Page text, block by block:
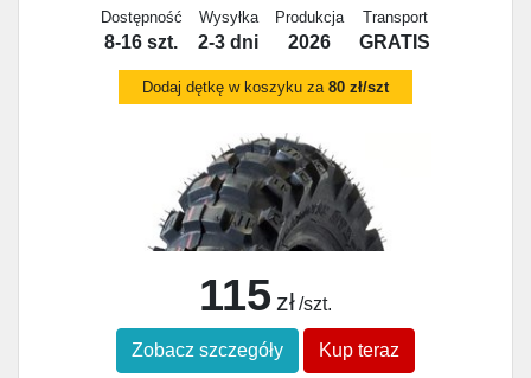
Dostępność
8-16 szt.
Wysyłka
2-3 dni
Produkcja
2026
Transport
GRATIS
Dodaj dętkę w koszyku za 80 zł/szt
115 zł /szt.
Zobacz szczegóły Kup teraz